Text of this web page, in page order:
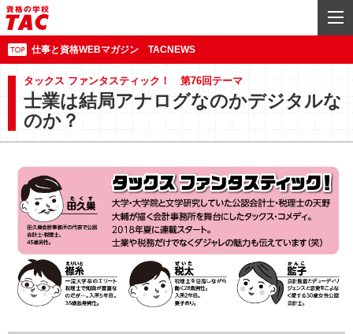
仕事と資格WEBマガジン TACNEWS
タックス ファンタスティック！ 第76回テーマ
士業は結局アナログなのかデジタルな
のか？